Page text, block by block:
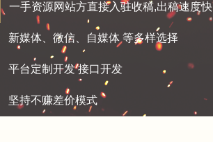
一手资源网站方直接入驻收稿,出稿速度快
新媒体、微信、自媒体 等多样选择
平台定制开发 接口开发
坚持不赚差价模式